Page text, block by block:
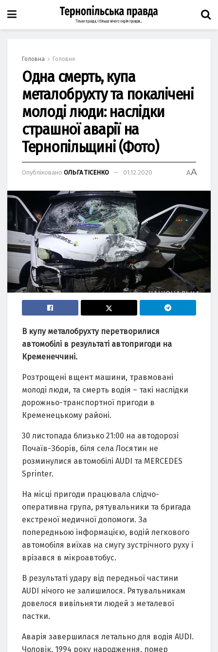
Головна Головне
Одна смерть, купа
металобрухту та покалічені
молоді люди: наслідки
страшної аварії на
Тернопільщині (Фото)
Опубліковано ОЛЬГА ТІСЕНКО 01.12.2020 AA
В купу металобрухту перетворилися
автомобілі в результаті автопригоди на
Кременеччині.
Розтрощені вщент машини, травмовані
молоді люди, та смерть водія – такі наслідки
дорожньо-транспортної пригоди в
Кременецькому районі.
30 листопада близько 21:00 на автодорозі
Почаїв-Зборів, біля села Лосятин не
розминулися автомобілі AUDI та MERCEDES
Sprinter.
На місці пригоди працювала слідчо-
оперативна група, рятувальники та бригада
екстреної медичної допомоги. За
попередньою інформацією, водій легкового
автомобіля виїхав на смугу зустрічного руху і
врізався в мікроавтобус.
В результаті удару від передньої частини
AUDI нічого не залишилося. Рятувальникам
довелося вивільняти людей з металевої
пастки.
Аварія завершилася летально для водія AUDI.
Чоловік, 1994 року народження, помер